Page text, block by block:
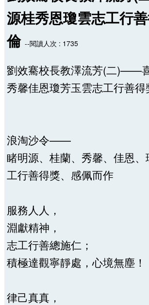
源桂秀恩瓊雲志工行
倫 --閱讀人次 : 1735
劉效騫校長教澤流芳(二)——
秀馨佳恩瓊芳玉雲志工行善得
浪淘沙令——
睹明源、桂蘭、秀馨、佳恩
工行善得獎、感佩而作
服務人人，
淵獻精神，
志工行善總施仁；
積極達觀寧靜處，心境無塵！
律己真真，